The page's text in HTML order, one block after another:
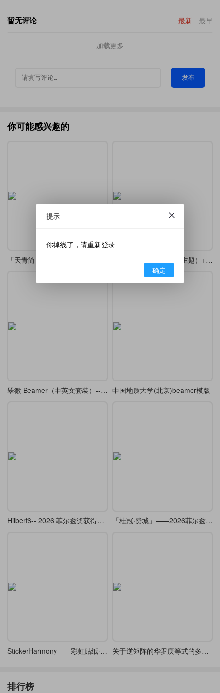
暂无评论 最新 最早
加载更多
发布
你可能感兴趣的
Armyday（八一建军节主题）+ festive（喜庆装饰风格）+ redgold（红金配色体系）
翠微 Beamer（中英文套装）---A Green Mountains Beamer Theme 中国地质大学(北京)beamer模版
Hilbert6-- 2026 菲尔兹奖获得者邓煜学术报告的 beamer （复刻 ） 「桂冠·费城」——2026菲尔兹奖Beamer主题
StickerHarmony——彩虹贴纸·Beamer 关于逆矩阵的华罗庚等式的多种解法
排行榜
提示
你掉线了，请重新登录
确定